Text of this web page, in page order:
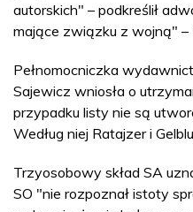
autorskich" – podkreślił
mające związku z wojną" –
Pełnomocniczka
Sajewicz wniosła o
przypadku listy nie są
Według niej Ratajzer i
Trzyosobowy skład SA
SO "nie rozpoznał istoty